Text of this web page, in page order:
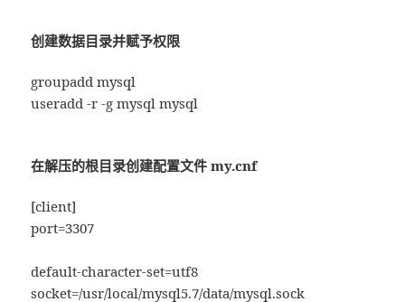
创建数据目录并赋予权限
groupadd mysql
useradd -r -g mysql mysql
在解压的根目录创建配置文件 my.cnf
[client]
port=3307
default-character-set=utf8
socket=/usr/local/mysql5.7/data/mysql.sock